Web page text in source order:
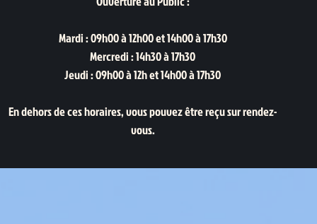
Mardi : 09h00 à 12h00 et 14h00 à 17h30
Mercredi : 14h30 à 17h30
Jeudi : 09h00 à 12h et 14h00 à 17h30
En dehors de ces horaires, vous pouvez être reçu sur rendez-
vous.